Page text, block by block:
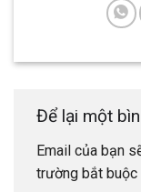
Để lại một
Email của bạn
trường bắt